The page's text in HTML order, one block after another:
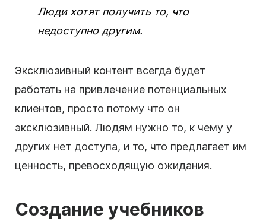
Люди хотят получить то, что
недоступно другим.
Эксклюзивный контент всегда будет
работать на привлечение потенциальных
клиентов, просто потому что он
эксклюзивный. Людям нужно то, к чему у
других нет доступа, и то, что предлагает им
ценность, превосходящую ожидания.
Создание учебников